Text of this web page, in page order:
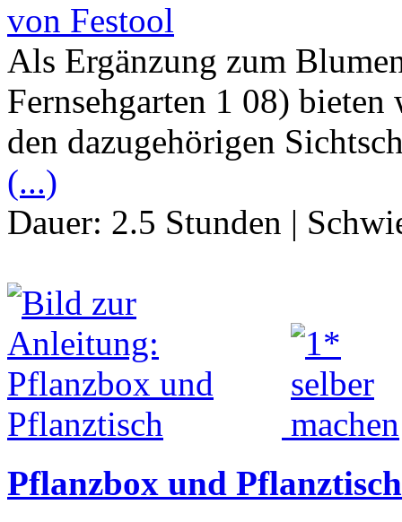
von Festool
Als Ergänzung zum
Fernsehgarten 1 08)
den dazugehörigen
(...)
Dauer: 2.5 Stunden |
Pflanzbox und Pflanztisch